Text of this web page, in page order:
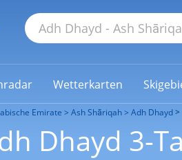
Wetterkarten
Emirate Ash Shāriqah Adh Dhayd
Dhayd 3-